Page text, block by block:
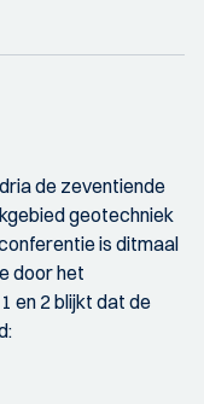
de zeventiende
geotechniek
is ditmaal
door het
en 2 blijkt dat de